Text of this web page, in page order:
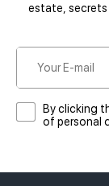
estate,
By clicking
of personal